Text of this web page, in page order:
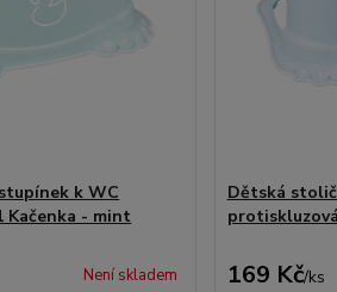
k WC
Kačenka - mint
Není skladem
Dětská
169 Kč/ks